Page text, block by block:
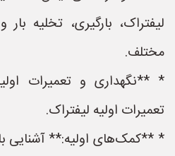
لیفتراک، بارگیری، تخلیه
مختلف.
* **نگهداری و تعمیرات
تعمیرات اولیه لیفتراک.
* **کمک‌های اولیه:** آشنایی